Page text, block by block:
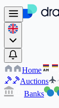
Home AM
Auctions
Banks